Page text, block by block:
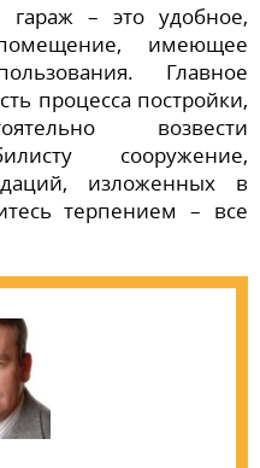
– это удобное,
имеющее
Главное
процесса постройки,
возвести
сооружение,
изложенных в
терпением – все